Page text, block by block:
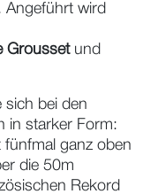
Angeführt wird
Groussetund
sich bei den
in starker Form:
fünfmal ganz oben
die 50m
Rekord